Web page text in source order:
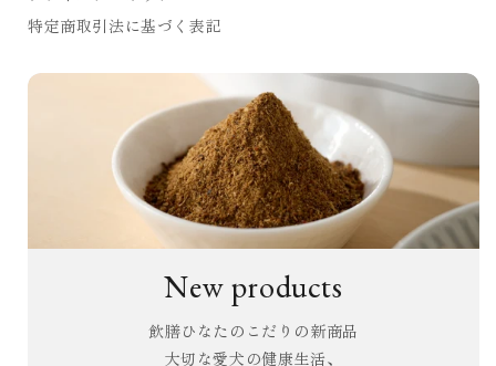
特定商取引法に基づく表記
New products
飲膳ひなたのこだりの新商品
大切な愛犬の健康生活、